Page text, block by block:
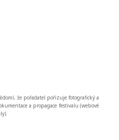
že pořadatel pořizuje fotografický a
a propagace festivalu (webové